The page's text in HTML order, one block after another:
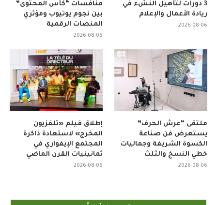
منافسات “كأس المحتوى”
بين نجوم يوتيوب ومؤثري
المنصات الرقمية
2026-08-06
3 دورات لتأهيل النشء في
ريادة الأعمال والإعلام
2026-08-06
إطلاق فيلم «تلفزيون
المخرج» لاستعادة ذاكرة
المجتمع الإيفواري في
ثمانينيات القرن الماضي
2026-08-06
ملتقى “عرش الحرف”
يستعرض فن صناعة
الكسوة الشريفة وجماليات
خطي النسخ والثلث
2026-08-06